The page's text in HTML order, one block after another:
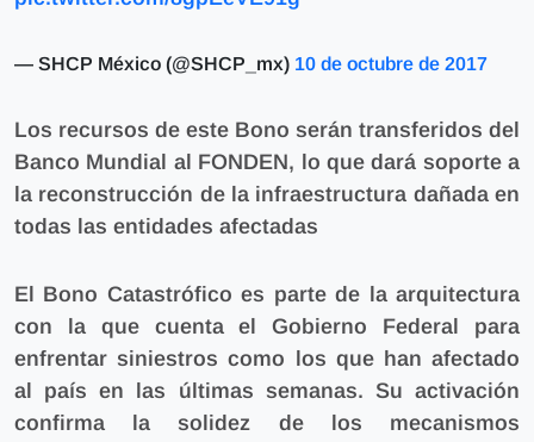
— SHCP México (@SHCP_mx) 10 de octubre de 2017
Los recursos de este Bono serán transferidos del
Banco Mundial al FONDEN, lo que dará soporte a
la reconstrucción de la infraestructura dañada en
todas las entidades afectadas
El Bono Catastrófico es parte de la arquitectura
con la que cuenta el Gobierno Federal para
enfrentar siniestros como los que han afectado
al paísen las últimas semanas. Su activación
confirma la solidez de los mecanismos